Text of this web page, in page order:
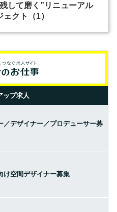
して磨く”リニューアル
ェクト（1）
ップ求人
／デザイナー／プロデューサー募
け空間デザイナー募集